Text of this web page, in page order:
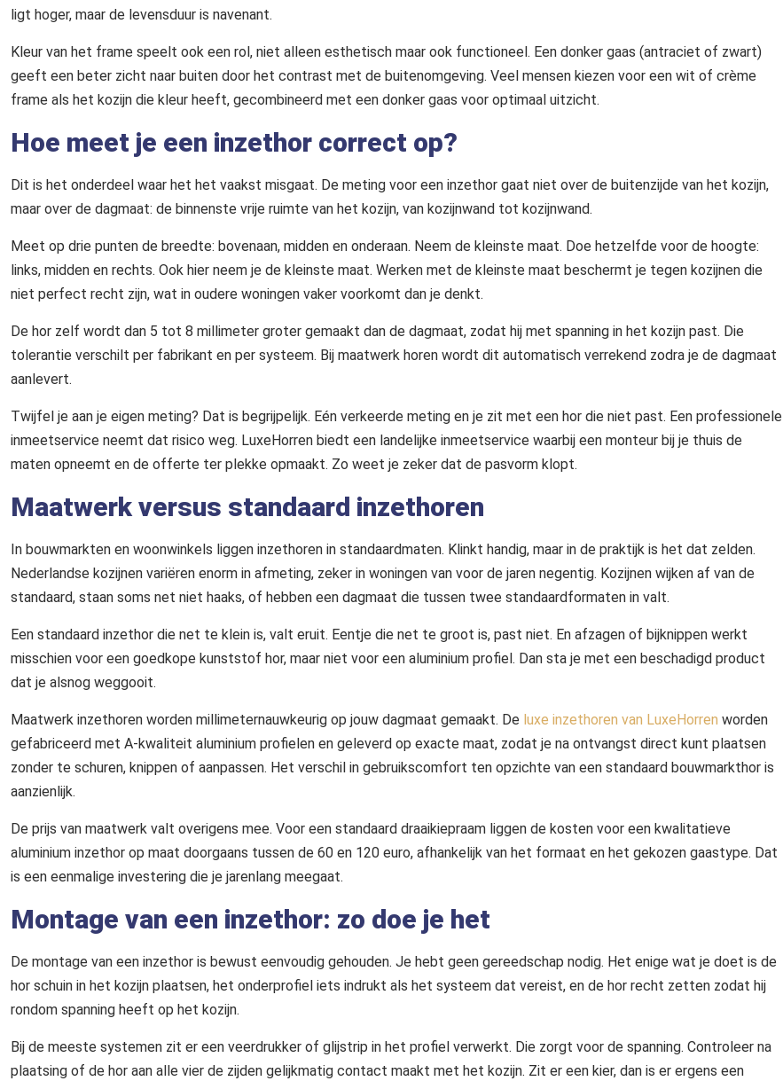
ligt hoger, maar de levensduur is navenant.
Kleur van het frame speelt ook een rol, niet alleen esthetisch maar ook functioneel. Een donker gaas (antraciet of zwart)
geeft een beter zicht naar buiten door het contrast met de buitenomgeving. Veel mensen kiezen voor een wit of crème
frame als het kozijn die kleur heeft, gecombineerd met een donker gaas voor optimaal uitzicht.
Hoe meet je een inzethor correct op?
Dit is het onderdeel waar het het vaakst misgaat. De meting voor een inzethor gaat niet over de buitenzijde van het kozijn,
maar over de dagmaat: de binnenste vrije ruimte van het kozijn, van kozijnwand tot kozijnwand.
Meet op drie punten de breedte: bovenaan, midden en onderaan. Neem de kleinste maat. Doe hetzelfde voor de hoogte:
links, midden en rechts. Ook hier neem je de kleinste maat. Werken met de kleinste maat beschermt je tegen kozijnen die
niet perfect recht zijn, wat in oudere woningen vaker voorkomt dan je denkt.
De hor zelf wordt dan 5 tot 8 millimeter groter gemaakt dan de dagmaat, zodat hij met spanning in het kozijn past. Die
tolerantie verschilt per fabrikant en per systeem. Bij maatwerk horen wordt dit automatisch verrekend zodra je de dagmaat
aanlevert.
Twijfel je aan je eigen meting? Dat is begrijpelijk. Eén verkeerde meting en je zit met een hor die niet past. Een professionele
inmeetservice neemt dat risico weg. LuxeHorren biedt een landelijke inmeetservice waarbij een monteur bij je thuis de
maten opneemt en de offerte ter plekke opmaakt. Zo weet je zeker dat de pasvorm klopt.
Maatwerk versus standaard inzethoren
In bouwmarkten en woonwinkels liggen inzethoren in standaardmaten. Klinkt handig, maar in de praktijk is het dat zelden.
Nederlandse kozijnen variëren enorm in afmeting, zeker in woningen van voor de jaren negentig. Kozijnen wijken af van de
standaard, staan soms net niet haaks, of hebben een dagmaat die tussen twee standaardformaten in valt.
Een standaard inzethor die net te klein is, valt eruit. Eentje die net te groot is, past niet. En afzagen of bijknippen werkt
misschien voor een goedkope kunststof hor, maar niet voor een aluminium profiel. Dan sta je met een beschadigd product
dat je alsnog weggooit.
Maatwerk inzethoren worden millimeternauwkeurig op jouw dagmaat gemaakt. De luxe inzethoren van LuxeHorren worden
gefabriceerd met A-kwaliteit aluminium profielen en geleverd op exacte maat, zodat je na ontvangst direct kunt plaatsen
zonder te schuren, knippen of aanpassen. Het verschil in gebruikscomfort ten opzichte van een standaard bouwmarkthor is
aanzienlijk.
De prijs van maatwerk valt overigens mee. Voor een standaard draaikiepraam liggen de kosten voor een kwalitatieve
aluminium inzethor op maat doorgaans tussen de 60 en 120 euro, afhankelijk van het formaat en het gekozen gaastype. Dat
is een eenmalige investering die je jarenlang meegaat.
Montage van een inzethor: zo doe je het
De montage van een inzethor is bewust eenvoudig gehouden. Je hebt geen gereedschap nodig. Het enige wat je doet is de
hor schuin in het kozijn plaatsen, het onderprofiel iets indrukt als het systeem dat vereist, en de hor recht zetten zodat hij
rondom spanning heeft op het kozijn.
Bij de meeste systemen zit er een veerdrukker of glijstrip in het profiel verwerkt. Die zorgt voor de spanning. Controleer na
plaatsing of de hor aan alle vier de zijden gelijkmatig contact maakt met het kozijn. Zit er een kier, dan is er ergens een